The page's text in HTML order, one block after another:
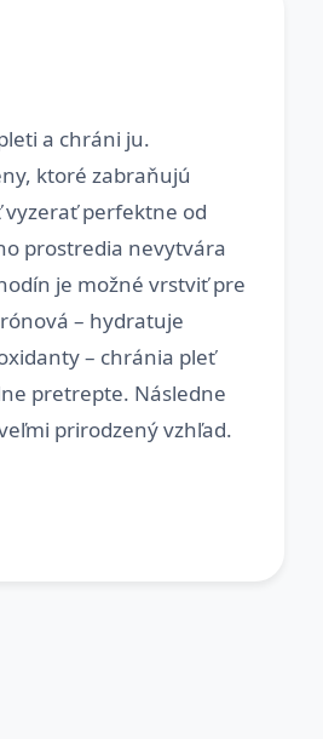
a chráni ju.
ktoré zabraňujú
perfektne od
prostredia nevytvára
je možné vrstviť pre
– hydratuje
– chránia pleť
pretrepte. Následne